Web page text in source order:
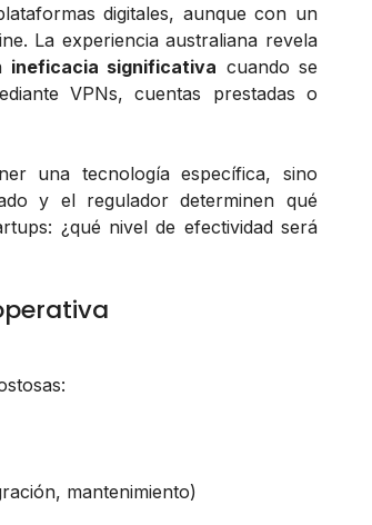
digitales, aunque con un
La experiencia australiana revela
ineficacia significativa cuando se
VPNs, cuentas prestadas o
una tecnología específica, sino
y el regulador determinen qué
¿qué nivel de efectividad será
mantenimiento)